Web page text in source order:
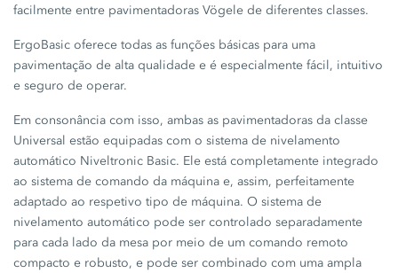
facilmente entre pavimentadoras Vögele de diferentes classes.
ErgoBasic oferece todas as funções básicas para uma
pavimentação de alta qualidade e é especialmente fácil, intuitivo
e seguro de operar.
Em consonância com isso, ambas as pavimentadoras da classe
Universal estão equipadas com o sistema de nivelamento
automático Niveltronic Basic. Ele está completamente integrado
ao sistema de comando da máquina e, assim, perfeitamente
adaptado ao respetivo tipo de máquina. O sistema de
nivelamento automático pode ser controlado separadamente
para cada lado da mesa por meio de um comando remoto
compacto e robusto, e pode ser combinado com uma ampla